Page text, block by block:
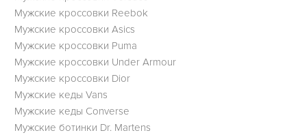
Мужские кроссовки Reebok
Мужские кроссовки Asics
Мужские кроссовки Puma
Мужские кроссовки Under Armour
Мужские кроссовки Dior
Мужские кеды Vans
Мужские кеды Converse
Мужские ботинки Dr. Martens